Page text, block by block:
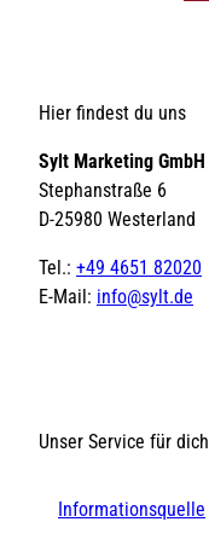
Hier findest du uns
Sylt Marketing GmbH
Stephanstraße 6
D-25980 Westerland
Tel.: +49 4651 82020
E-Mail: info@sylt.de
Unser Service für dich
Informationsquelle